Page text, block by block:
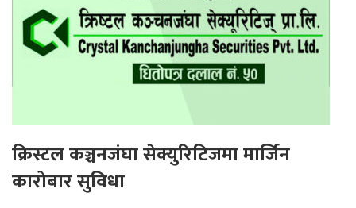
क्रिस्टल कञ्चनजंघा सेक्युरिटिजमा मार्जिन
कारोबार सुविधा